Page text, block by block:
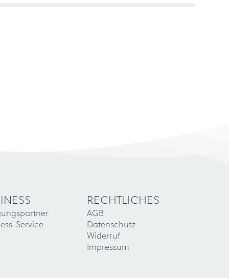
Service
RECHTLICHES
AGB
Datenschutz
Widerruf
Impressum